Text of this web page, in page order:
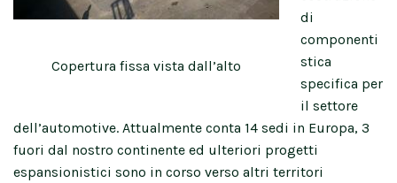
Copertura fissa vista dall’alto
di
componenti
stica
specifica per
il settore
dell’automotive. Attualmente conta 14 sedi in Europa, 3
fuori dal nostro continente ed ulteriori progetti
espansionistici sono in corso verso altri territori